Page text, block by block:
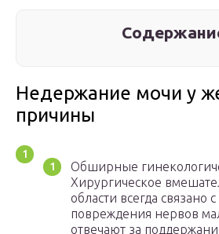
Недержание мочи у
причины
Обширные
Хирургическое
области всегда связано
повреждения нервов
отвечают за